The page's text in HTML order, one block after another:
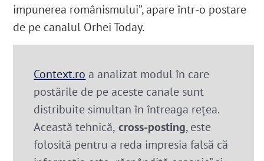
impunerea românismului”, apare într-o postare
de pe canalul Orhei Today.
Context.ro a analizat modul în care
postările de pe aceste canale sunt
distribuite simultan în întreaga rețea.
Această tehnică, cross-posting, este
folosită pentru a reda impresia falsă că